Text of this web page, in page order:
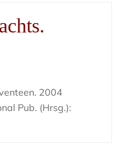
2004
Pub. (Hrsg.):